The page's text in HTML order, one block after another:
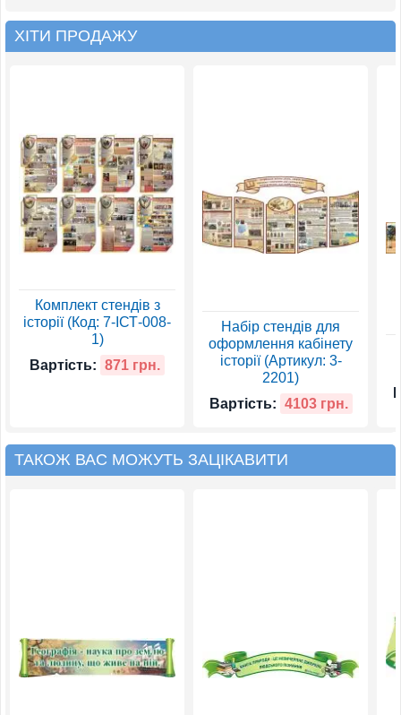
ХІТИ ПРОДАЖУ
Комплект стендів з
історії (Код: 7-ІСТ-008-
1)
Вартість: 871 грн.
Набір стендів для
оформлення кабінету
історії (Артикул: 3-
2201)
Вартість: 4103 грн.
ТАКОЖ ВАС МОЖУТЬ ЗАЦІКАВИТИ